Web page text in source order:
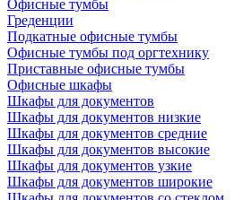
Офисные тумбы
Греденции
Подкатные офисные тумбы
Офисные тумбы под оргтехнику
Приставные офисные тумбы
Офисные шкафы
Шкафы для документов
Шкафы для документов низкие
Шкафы для документов средние
Шкафы для документов высокие
Шкафы для документов узкие
Шкафы для документов широкие